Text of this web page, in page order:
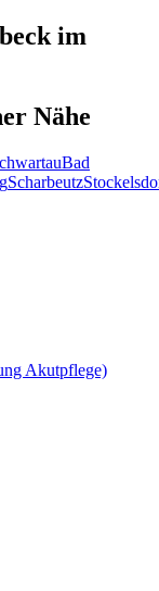
im
Nähe
Bad
Scharbeutz
Akutpflege)